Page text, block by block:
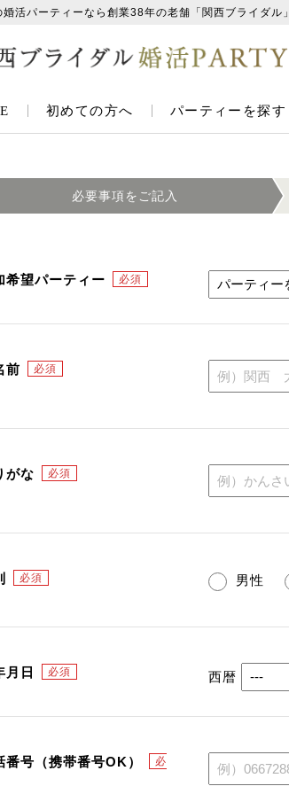
婚活パーティーなら創業38年の老舗「関西ブライダル」
初めての方へ パーティーを探す
必要事項を ご記入
希望パーティー
前
がな
男性
月日 西暦
番号（携帯番号OK）